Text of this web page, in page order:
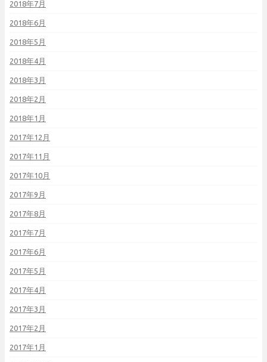
2018年7月
2018年6月
2018年5月
2018年4月
2018年3月
2018年2月
2018年1月
2017年12月
2017年11月
2017年10月
2017年9月
2017年8月
2017年7月
2017年6月
2017年5月
2017年4月
2017年3月
2017年2月
2017年1月